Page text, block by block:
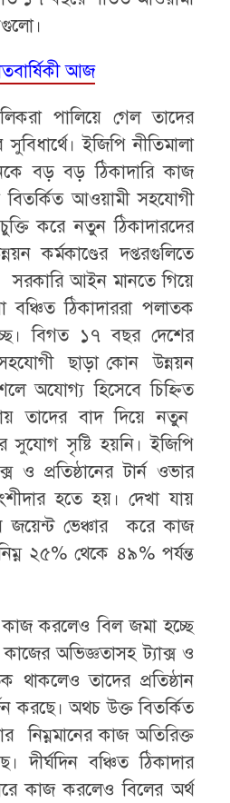
আজ
পালিয়ে গেল তাদের
ইজিপি নীতিমালা
বড় বড় ঠিকাদারি কাজ
আওয়ামী সহযোগী
চুক্তি করে নতুন ঠিকাদারদের
কর্মকাণ্ডের দপ্তরগুলিতে
সরকারি আইন মানতে গিয়ে
বঞ্চিত ঠিকাদাররা পলাতক
বিগত ১৭ বছর দেশের
সহযোগী ছাড়া কোন উন্নয়ন
অযোগ্য হিসেবে চিহ্নিত
তাদের বাদ দিয়ে নতুন
সুযোগ সৃষ্টি হয়নি। ইজিপি
ও প্রতিষ্ঠানের টার্ন ওভার
হতে হয়। দেখা যায়
জয়েন্ট ভেঞ্চার করে কাজ
২৫% থেকে ৪৯% পর্যন্ত
কাজ করলেও বিল জমা হচ্ছে
অভিজ্ঞতাসহ ট্যাক্স ও
থাকলেও তাদের প্রতিষ্ঠান
করছে। অথচ উক্ত বিতর্কিত
নিম্নমানের কাজ অতিরিক্ত
দীর্ঘদিন বঞ্চিত ঠিকাদার
কাজ করলেও বিলের অর্থ